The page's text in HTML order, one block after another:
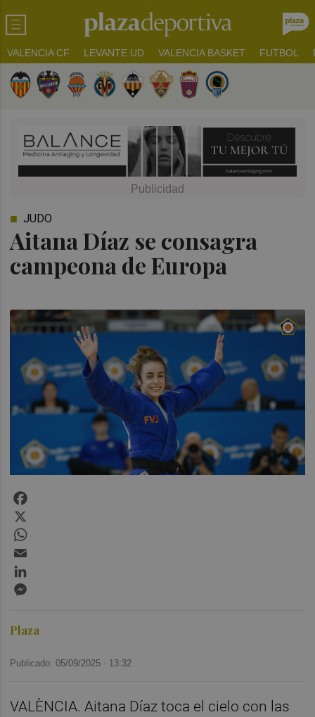
VALENCIA CF LEVANTE UD VALENCIA BASKET FUTBOL
Aitana Díaz se consagra
campeona de Europa
JUDO
Plaza
Publicado: 05/09/2025 · 13:32
VALÈNCIA. Aitana Díaz toca el cielo con las